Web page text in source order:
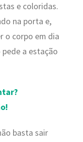
e coloridas.
na porta e,
o corpo em dia
a estação
basta sair